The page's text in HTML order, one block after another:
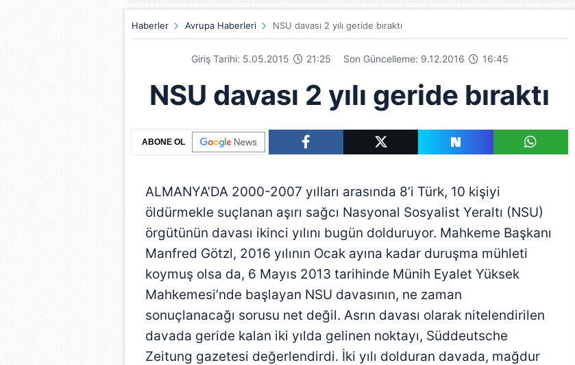
Haberler Avrupa Haberleri NSU davası 2 yılı geride bıraktı
Giriş Tarihi: 5.05.2015 21:25 Son Güncelleme: 9.12.2016 16:45
NSU davası 2 yılı geride bıraktı
ABONE OL
ALMANYA’DA 2000-2007 yılları arasında 8’i Türk, 10 kişiyi
öldürmekle suçlanan aşırı sağcı Nasyonal Sosyalist Yeraltı (NSU)
örgütünün davası ikinci yılını bugün dolduruyor. Mahkeme Başkanı
Manfred Götzl, 2016 yılının Ocak ayına kadar duruşma mühleti
koymuş olsa da, 6 Mayıs 2013 tarihinde Münih Eyalet Yüksek
Mahkemesi’nde başlayan NSU davasının, ne zaman
sonuçlanacağı sorusu net değil. Asrın davası olarak nitelendirilen
davada geride kalan iki yılda gelinen noktayı, Süddeutsche
Zeitung gazetesi değerlendirdi. İki yılı dolduran davada, mağdur